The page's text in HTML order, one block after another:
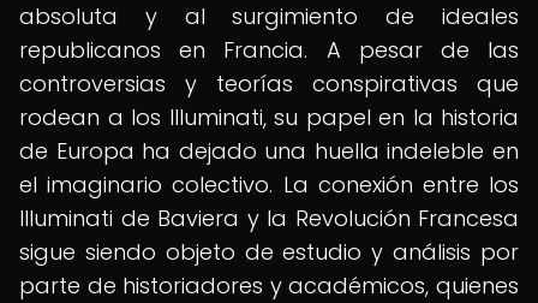
absoluta y al surgimiento de ideales
republicanos en Francia. A pesar de las
controversias y teorías conspirativas que
rodean a los Illuminati, su papel en la historia
de Europa ha dejado una huella indeleble en
el imaginario colectivo. La conexión entre los
Illuminati de Baviera y la Revolución Francesa
sigue siendo objeto de estudio y análisis por
parte de historiadores y académicos, quienes